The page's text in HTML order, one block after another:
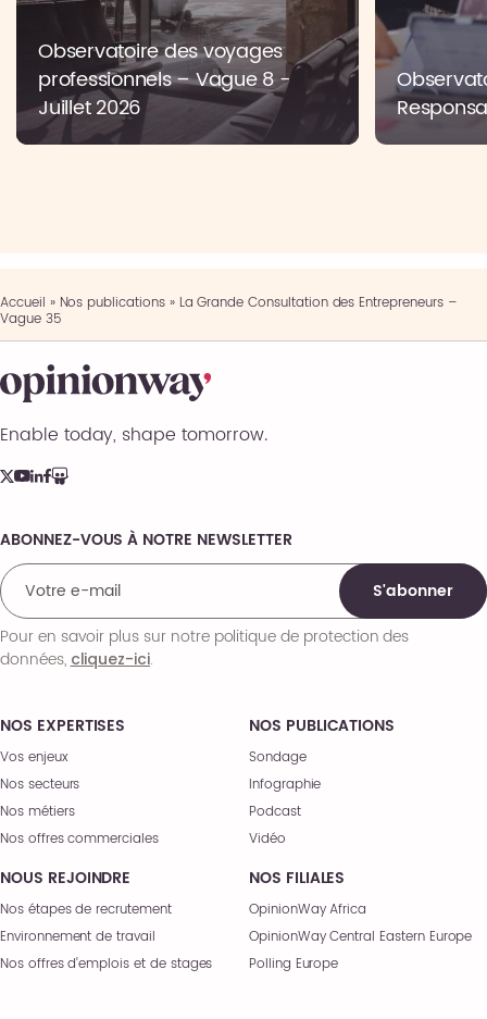
Observatoire des voyages
professionnels – Vague 8 -
Juillet 2026
Accueil » Nos publications» La Grande Consultation des Entrepreneurs –
Vague 35
Enable today, shape tomorrow.
NOS EXPERTISES
Vos enjeux
Nos secteurs
Nos métiers
Nos offres commerciales
NOS PUBLICATIONS
Sondage
Infographie
Podcast
Vidéo
NOUS REJOINDRE
Nos étapes de recrutement
Environnement de travail
Nos offres d’emplois et de stages
NOS FILIALES
OpinionWay Africa
OpinionWay Central Eastern Europe
Polling Europe
Comments
ABONNEZ-VOUS À NOTRE NEWSLETTER
S'abonner
Pour en savoir plus sur notre politique de protection des
données,cliquez-ici.